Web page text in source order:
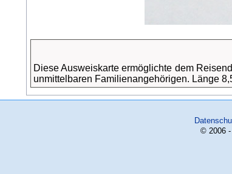
Diese Ausweiskarte ermöglichte dem
unmittelbaren Familienangehörigen. Länge
© 2006 -